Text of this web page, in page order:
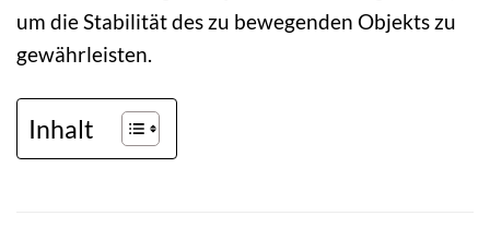
um die Stabilität des zu bewegenden Objekts zu
gewährleisten.
Inhalt